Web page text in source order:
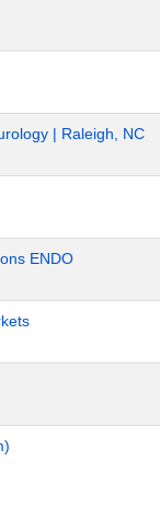
| Raleigh, NC
ENDO